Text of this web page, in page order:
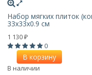
Набор мягких плиток
33х33x0.9 см
1 130 ₽
0
В корзину
В наличии